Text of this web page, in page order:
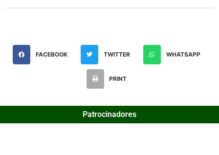
FACEBOOK TWITTER WHATSAPP
PRINT
Patrocinadores